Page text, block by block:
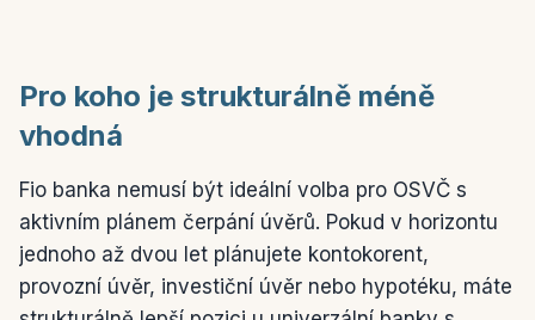
Pro koho je strukturálně méně
vhodná
Fio banka nemusí být ideální volba pro OSVČ s
aktivním plánem čerpání úvěrů. Pokud v horizontu
jednoho až dvou let plánujete kontokorent,
provozní úvěr, investiční úvěr nebo hypotéku, máte